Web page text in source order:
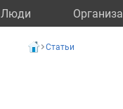
Люди
Статьи